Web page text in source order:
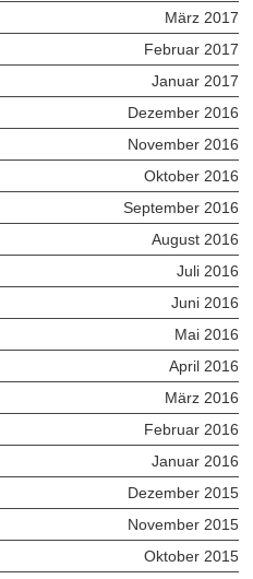
März 2017
Februar 2017
Januar 2017
Dezember 2016
November 2016
Oktober 2016
September 2016
August 2016
Juli 2016
Juni 2016
Mai 2016
April 2016
März 2016
Februar 2016
Januar 2016
Dezember 2015
November 2015
Oktober 2015